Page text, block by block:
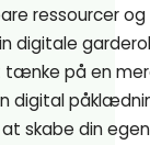
ressourcer
digitale
tænke på en
digital
skabe din egen